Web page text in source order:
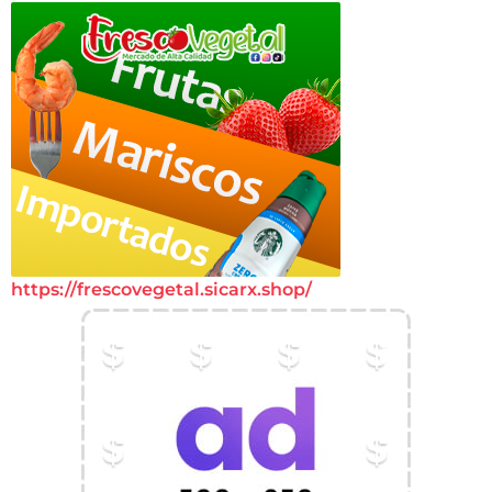
https://frescovegetal.sicarx.shop/